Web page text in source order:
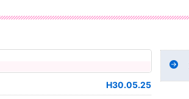
H30.05.25